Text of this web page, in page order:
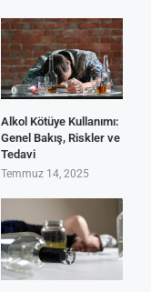
Alkol Kötüye Kullanımı:
Genel Bakış, Riskler ve
Tedavi
Temmuz 14, 2025